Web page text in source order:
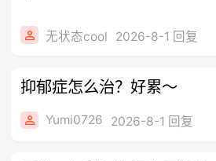
无状态cool 2026-8-1 回复
抑郁症怎么治？好累～
Yumi0726 2026-8-1 回复